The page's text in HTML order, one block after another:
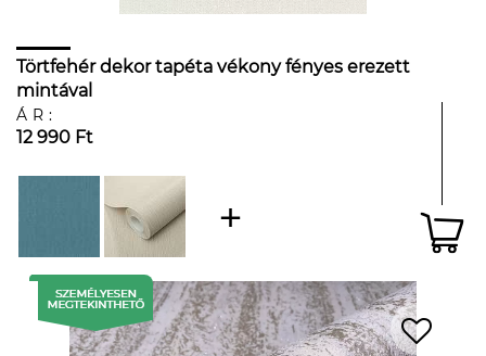
Törtfehér dekor tapéta vékony fényes erezett
mintával
ÁR:
12 990 Ft